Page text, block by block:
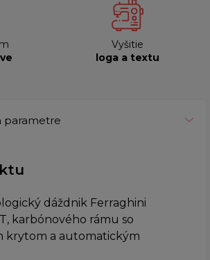
Vyšitie
loga a textu
parametre
dáždnik Ferraghini
karbónového rámu so
krytom a automatickým